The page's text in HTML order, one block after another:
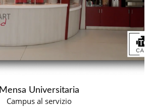
Mensa Universitaria
Campus al servizio